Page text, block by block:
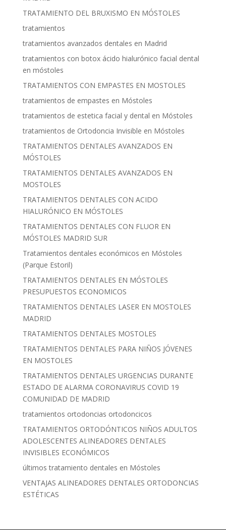
TRATAMIENTO DEL BRUXISMO EN MÓSTOLES
tratamientos
tratamientos avanzados dentales en Madrid
tratamientos con botox ácido hialurónico facial dental
en móstoles
TRATAMIENTOS CON EMPASTES EN MOSTOLES
tratamientos de empastes en Móstoles
tratamientos de estetica facial y dental en Móstoles
tratamientos de Ortodoncia Invisible en Móstoles
TRATAMIENTOS DENTALES AVANZADOS EN
MÓSTOLES
TRATAMIENTOS DENTALES AVANZADOS EN
MOSTOLES
TRATAMIENTOS DENTALES CON ACIDO
HIALURÓNICO EN MÓSTOLES
TRATAMIENTOS DENTALES CON FLUOR EN
MÓSTOLES MADRID SUR
Tratamientos dentales económicos en Móstoles
(Parque Estoril)
TRATAMIENTOS DENTALES EN MÓSTOLES
PRESUPUESTOS ECONOMICOS
TRATAMIENTOS DENTALES LASER EN MOSTOLES
MADRID
TRATAMIENTOS DENTALES MOSTOLES
TRATAMIENTOS DENTALES PARA NIÑOS JÓVENES
EN MOSTOLES
TRATAMIENTOS DENTALES URGENCIAS DURANTE
ESTADO DE ALARMA CORONAVIRUS COVID 19
COMUNIDAD DE MADRID
tratamientos ortodoncias ortodoncicos
TRATAMIENTOS ORTODÓNTICOS NIÑOS ADULTOS
ADOLESCENTES ALINEADORES DENTALES
INVISIBLES ECONÓMICOS
últimos tratamiento dentales en Móstoles
VENTAJAS ALINEADORES DENTALES ORTODONCIAS
ESTÉTICAS